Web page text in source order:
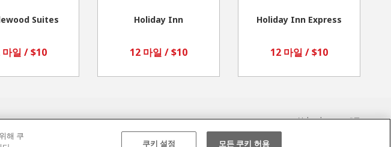
Suites
마일 / $10
Holiday Inn
12 마일 / $10
Holiday Inn Express
12 마일 / $10
Valuedynamx제공
해 쿠
쿠키 설정 모든 쿠키 허용